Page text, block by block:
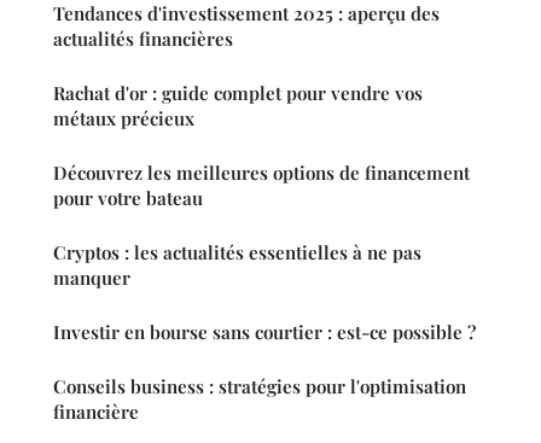
Tendances d'investissement 2025 : aperçu des
actualités financières
Rachat d'or : guide complet pour vendre vos
métaux précieux
Découvrez les meilleures options de financement
pour votre bateau
Cryptos : les actualités essentielles à ne pas
manquer
Investir en bourse sans courtier : est-ce possible ?
Conseils business : stratégies pour l'optimisation
financière